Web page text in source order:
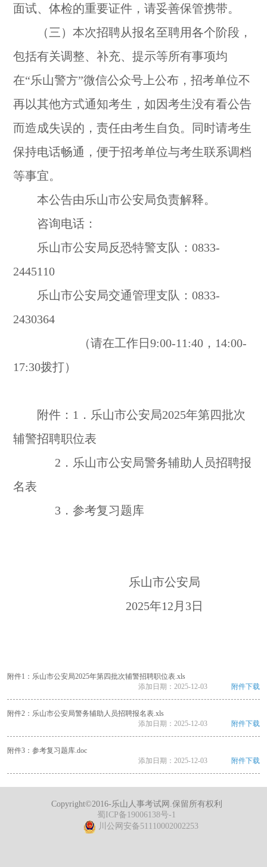
面试、体检的重要证件，请妥善保管携带。
（三）本次招聘从报名至聘用各个阶段，
包括有关调整、补充、提示等所有事项均
在“乐山警方”微信公众号上公布，招考单位不
再以其他方式通知考生，如因考生没有看公告
而造成失误的，责任由考生自负。同时请考生
保持电话畅通，便于招考单位与考生联系调档
等事宜。
本公告由乐山市公安局负责解释。
咨询电话：
乐山市公安局反恐特警支队：0833-
2445110
乐山市公安局交通管理支队：0833-
2430364
（请在工作日9:00-11:40，14:00-
17:30拨打）
附件：1．乐山市公安局2025年第四批次
辅警招聘职位表
2．乐山市公安局警务辅助人员招聘报
名表
3．参考复习题库
乐山市公安局
2025年12月3日
附件1：乐山市公安局2025年第四批次辅警招聘职位表.xls
添加日期： 2025-12-03 附件下载
附件2：乐山市公安局警务辅助人员招聘报名表.xls
添加日期： 2025-12-03 附件下载
附件3：参考复习题库.doc
添加日期： 2025-12-03 附件下载
Copyright©2016-乐山人事考试网.保留所有权利
蜀ICP备19006138号-1
川公网安备51110002002253